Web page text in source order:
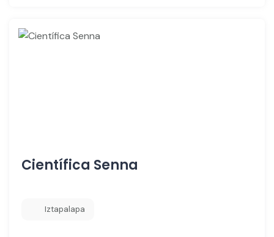
Científica Senna
Iztapalapa